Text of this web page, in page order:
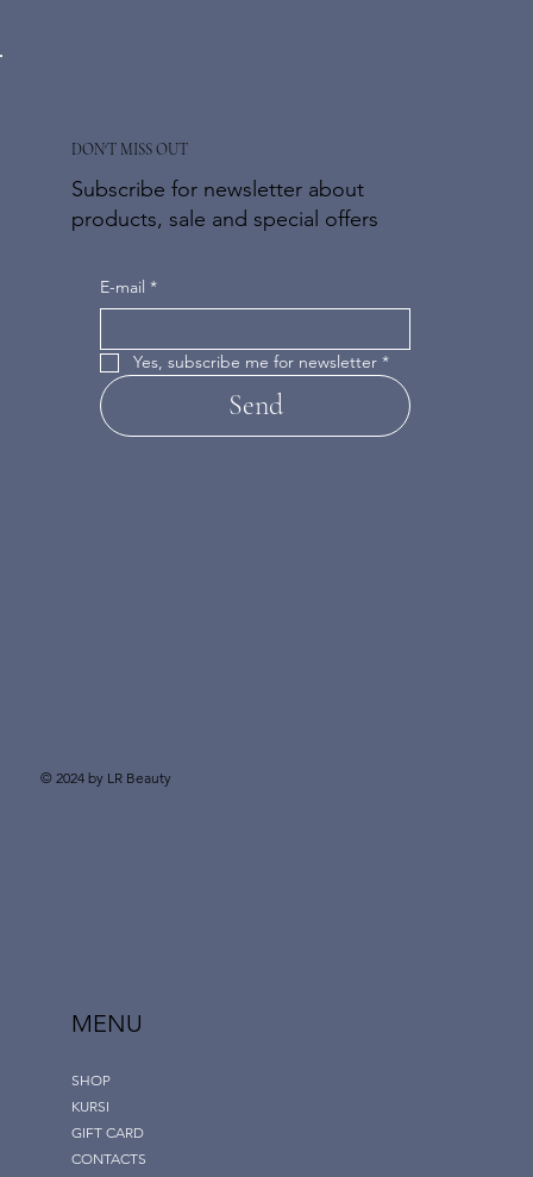
MENU
SHOP
KURSI
GIFT CARD
CONTACTS
DON'T MISS OUT
Subscribe for newsletter about
products, sale and special offers
E-mail *
Yes, subscribe me for newsletter *
Send
© 2024 by LR Beauty